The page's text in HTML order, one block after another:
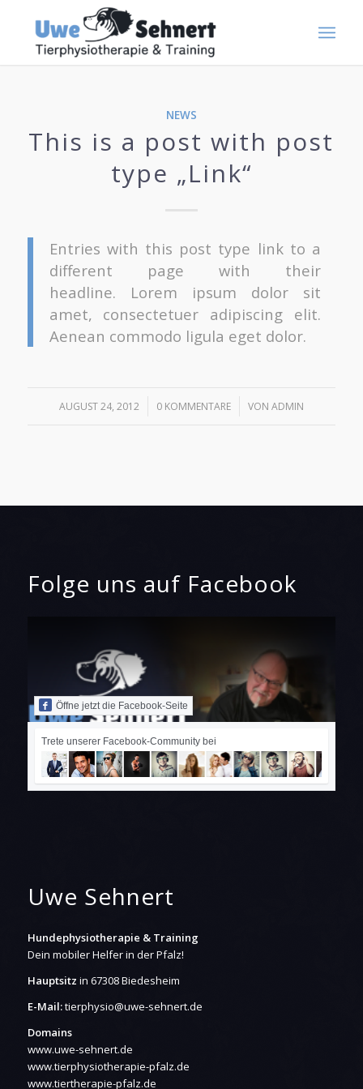
NEWS
This is a post with post
type „Link“
Entries with this post type link to a
different page with their
headline. Lorem ipsum dolor sit
amet, consectetuer adipiscing elit.
Aenean commodo ligula eget dolor.
AUGUST 24, 2012
/ 0 KOMMENTARE
/ VON ADMIN
Folge uns auf Facebook
Öffne jetzt die Facebook-Seite
Trete unserer Facebook-Community bei
Uwe Sehnert
Hundephysiotherapie & Training
Dein mobiler Helfer in der Pfalz!
Hauptsitz in 67308 Biedesheim
E-Mail:tierphysio@uwe-sehnert.de
Domains
www.uwe-sehnert.de
www.tierphysiotherapie-pfalz.de
www.tiertherapie-pfalz.de